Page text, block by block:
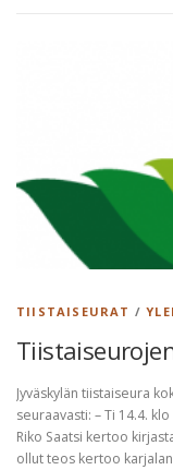
TIISTAISEURAT /
Jyväskylän tiistaiseura
seuraavasti: – Ti 14.4.
Riko Saatsi kertoo
ollut teos kertoo